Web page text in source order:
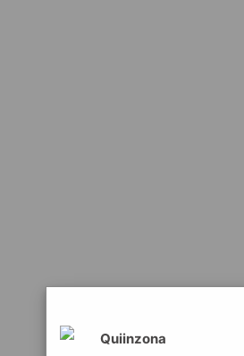
Quiinzona